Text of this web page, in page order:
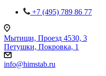
+7 (495) 789 86 77
Мытищи, Проезд 4530, 3
Петушки, Покровка, 1
info@himstab.ru